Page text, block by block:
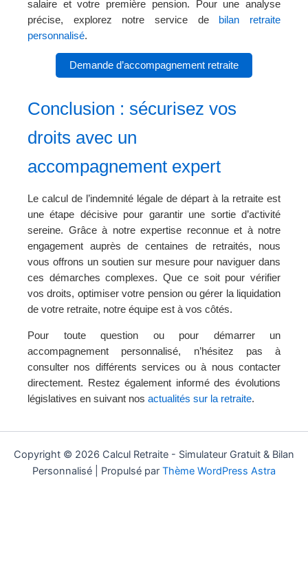
salaire et votre première pension. Pour une analyse
précise, explorez notre service de
bilan retraite
personnalisé.
Demande d’accompagnement retraite
Conclusion : sécurisez vos
droits avec un
accompagnement expert
Le calcul de l’indemnité légale de départ à la retraite est
une étape décisive pour garantir une sortie d’activité
sereine. Grâce à notre expertise reconnue et à notre
engagement auprès de centaines de retraités, nous
vous offrons un soutien sur mesure pour naviguer dans
ces démarches complexes. Que ce soit pour vérifier
vos droits, optimiser votre pension ou gérer la liquidation
de votre retraite, notre équipe est à vos côtés.
Pour toute question ou pour démarrer un
accompagnement personnalisé, n’hésitez pas à
consulter nos différents services ou à nous contacter
directement. Restez également informé des évolutions
législatives en suivant nos actualités sur la retraite.
Copyright © 2026 Calcul Retraite - Simulateur Gratuit & Bilan
Personnalisé | Propulsé par Thème WordPress Astra